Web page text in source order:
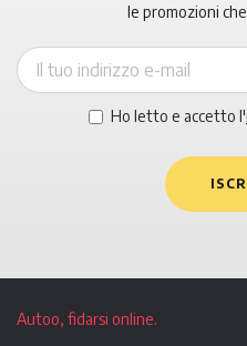
le promozioni
Ho letto e accetto l'
Autoo, fidarsi online.